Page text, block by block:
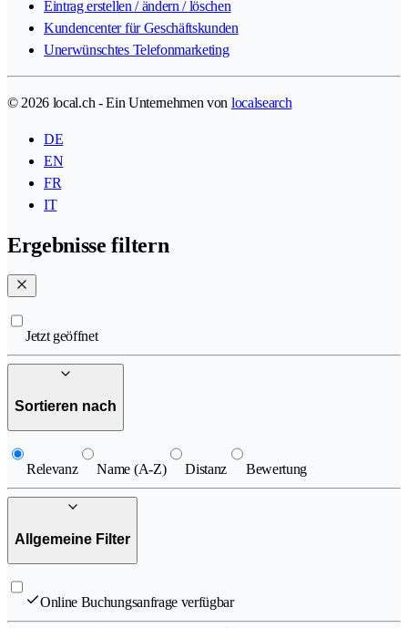
Eintrag erstellen / ändern / löschen
Kundencenter für Geschäftskunden
Unerwünschtes Telefonmarketing
© 2026 local.ch - Ein Unternehmen von localsearch
DE
EN
FR
IT
Ergebnisse filtern
Jetzt geöffnet
Sortieren nach
Relevanz Name (A-Z) Distanz Bewertung
Allgemeine Filter
Online Buchungsanfrage verfügbar